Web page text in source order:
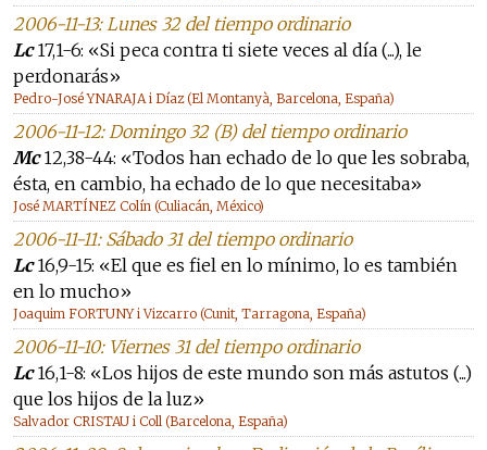
2006-11-13: Lunes 32 del tiempo ordinario
Lc17,1-6: «Si peca contra ti siete veces al día (...), le
perdonarás»
Pedro-José YNARAJA i Díaz (El Montanyà, Barcelona, España)
2006-11-12: Domingo 32 (B) del tiempo ordinario
Mc12,38-44: «Todos han echado de lo que les sobraba,
ésta, en cambio, ha echado de lo que necesitaba»
José MARTÍNEZ Colín (Culiacán, México)
2006-11-11: Sábado 31 del tiempo ordinario
Lc16,9-15: «El que es fiel en lo mínimo, lo es también
en lo mucho»
Joaquim FORTUNY i Vizcarro (Cunit, Tarragona, España)
2006-11-10: Viernes 31 del tiempo ordinario
Lc16,1-8: «Los hijos de este mundo son más astutos (...)
que los hijos de la luz»
Salvador CRISTAU i Coll (Barcelona, España)